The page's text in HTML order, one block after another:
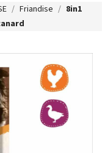
Friandise
8in1